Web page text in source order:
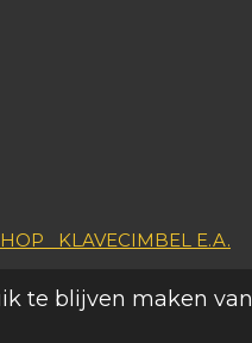
te blijven maken van
KLAVECIMBEL E.A.